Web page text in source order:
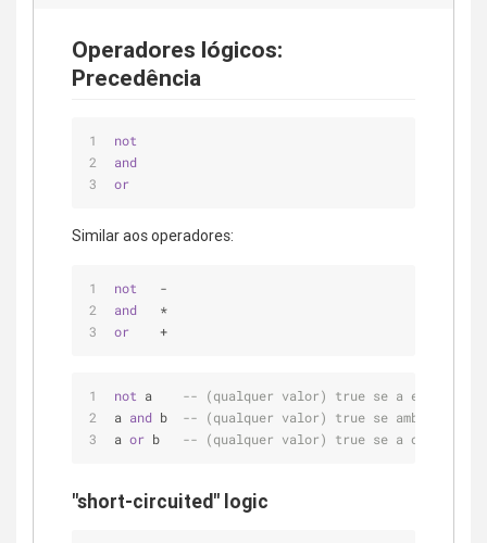
Operadores lógicos:
Precedência
not
and
or
Similar aos operadores:
not
   -
and
   *
or
    +
not a -- (qualquer valor) true se a eh false
a and b -- (qualquer valor) true se ambos a e b
a or b -- (qualquer valor) true se a ou b ou
"short-circuited" logic